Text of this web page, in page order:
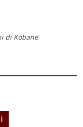
di Kobane